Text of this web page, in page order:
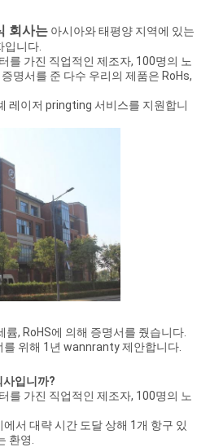
회사는아시아와 태평양 지역에 있는
입니다.
를 가진 직업적인 제조자, 100명의 노
명서를 준 다수 우리의 제품은 RoHs,
레이저 pringting 서비스를 지원합니
륨, RoHS에 의해 증명서를 줬습니다.
위해 1년 wannranty 제안합니다.
사입니까?
를 가진 직업적인 제조자, 100명의 노
서 대략 시간 도달 상해 1개 항구 있
환영.